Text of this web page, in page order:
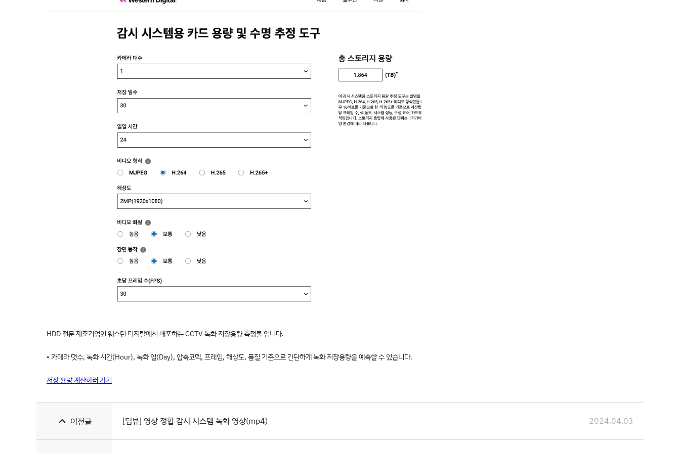
HDD 전문 제조기업인 웨스턴 디지탈에서 배포하는 CCTV 녹화 저장용량 측정툴 입니다.
• 카메라 댓수, 녹화 시간(Hour), 녹화 일(Day), 압축코덱, 프레임, 해상도, 품질 기준으로 간단하게 녹화 저장용량을 예측할 수 있습니다.
저장 용량 계산하러 가기
이전글 [딥뷰] 영상 정합 감시 시스템 녹화 영상(mp4) 2024.04.03